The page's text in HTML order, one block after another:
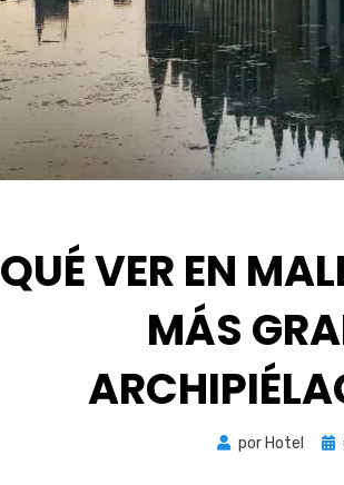
QUÉ VER EN
MÁS
por Hotel